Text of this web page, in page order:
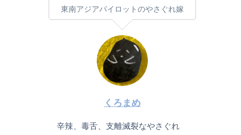
東南アジアパイロットのやさぐれ嫁
くろまめ
辛辣、毒舌、支離滅裂なやさぐれ